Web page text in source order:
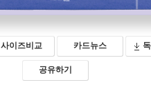
사이즈비교 카드뉴스
공유하기